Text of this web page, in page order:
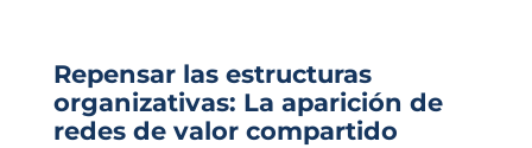
Repensar las estructuras
organizativas: La aparición de
redes de valor compartido